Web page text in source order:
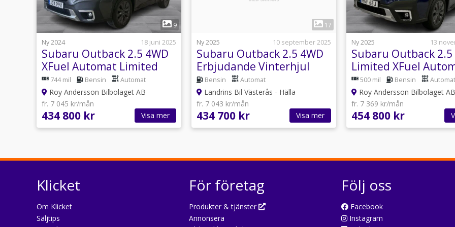
9
Ny 2024
18 juni 2025
Subaru Outback 2.5 4WD
XFuel Automat Limited
Skatt 965:-/år
744 mil Bensin Automat
Roy Andersson Bilbolaget AB
fr. 7 045 kr/mån
434 800 kr Visa mer
17
Ny 2025
10 september 2025
Subaru Outback 2.5 4WD
Erbjudande Vinterhjul
Dragkrok Ingår
Bensin Automat
Landrins Bil Västerås - Hälla
fr. 7 043 kr/mån
434 700 kr Visa mer
1
Ny 2025
13
Subaru Outback 2.5
Limited XFuel
Skatt 965:-/år
500 mil Bensin Automat
Roy Andersson Bilbolaget AB
fr. 7 369 kr/mån
454 800 kr
Klicket
Om Klicket
Säljtips
För företag
Produkter & tjänster
Annonsera
Följ oss
Facebook
Instagram